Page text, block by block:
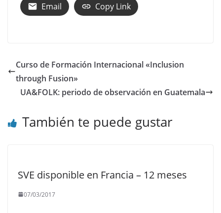
Email Copy Link
Curso de Formación Internacional «Inclusion
through Fusion»
UA&FOLK: periodo de observación en Guatemala
También te puede gustar
SVE disponible en Francia – 12 meses
07/03/2017